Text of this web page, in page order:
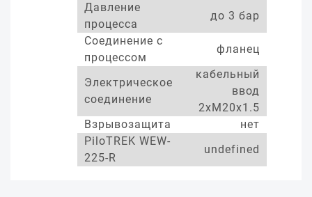
Давление
процесса
до 3 бар
Соединение с
процессом
фланец
Электрическое
соединение
кабельный
ввод
2xM20x1.5
Взрывозащита
нет
PiloTREK WEW-
225-R
undefined